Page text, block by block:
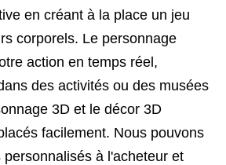
en créant à la place un jeu
corporels. Le personnage
action en temps réel,
des activités ou des musées
3D et le décor 3D
facilement. Nous pouvons
à l'acheteur et